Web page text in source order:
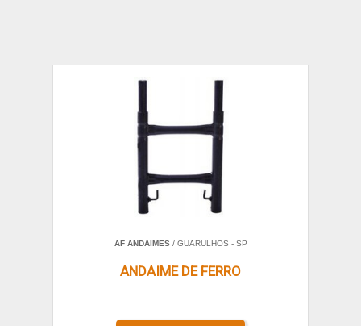
AF ANDAIMES/ GUARULHOS - SP
ANDAIME DE FERRO